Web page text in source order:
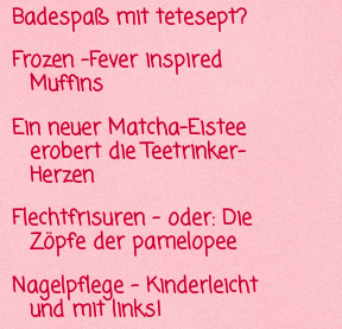
Badespaß mit tetesept?
Frozen -Fever inspired
Muffins
Ein neuer Matcha-Eistee
erobert die Teetrinker-
Herzen
Flechtfrisuren - oder: Die
Zöpfe der pamelopee
Nagelpflege - Kinderleicht
und mit links!